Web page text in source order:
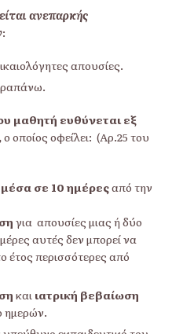
ανεπαρκής
:
απουσίες.
μαθητή ευθύνεται εξ
ο οποίος οφείλει: (Αρ.25 του
μέσα σε 10 ημέρεςαπό την
για απουσίες μιας ή δύο
αυτές δεν μπορεί να
έτος περισσότερες από
και ιατρική βεβαίωση
ημερών.